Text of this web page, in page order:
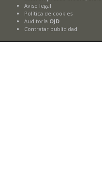
Aviso legal
Política de cookies
Auditoría OJD
Contratar publicidad